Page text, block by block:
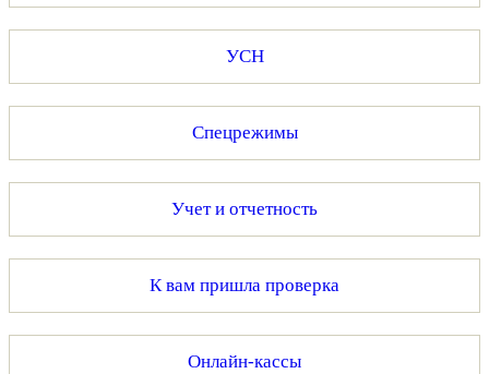
УСН
Спецрежимы
Учет и отчетность
К вам пришла проверка
Онлайн-кассы